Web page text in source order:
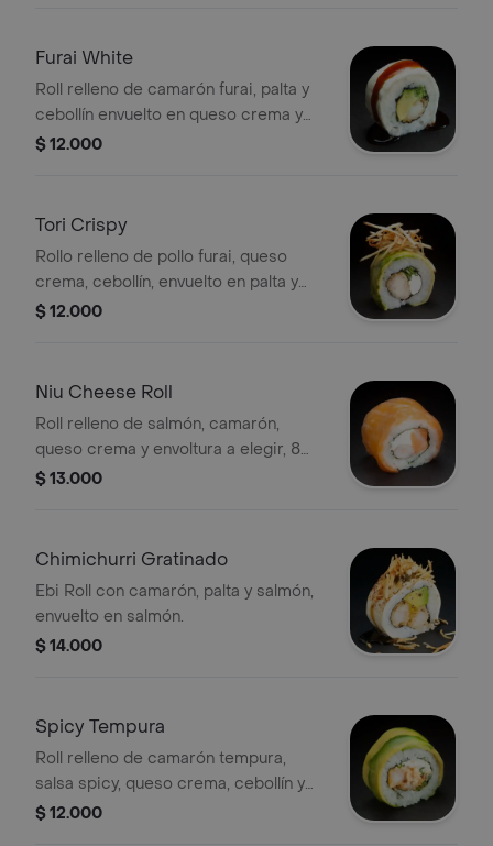
Furai White
Roll relleno de camarón furai, palta y
cebollín envuelto en queso crema y
salsa unagui, 8 porciones.
$ 12.000
Tori Crispy
Rollo relleno de pollo furai, queso
crema, cebollín, envuelto en palta y
cubierto de papas hilo, 8 porciones.
$ 12.000
Niu Cheese Roll
Roll relleno de salmón, camarón,
queso crema y envoltura a elegir, 8
porciones.
$ 13.000
Chimichurri Gratinado
Ebi Roll con camarón, palta y salmón,
envuelto en salmón.
$ 14.000
Spicy Tempura
Roll relleno de camarón tempura,
salsa spicy, queso crema, cebollín y
envoltura a elegir, 8 porciones.
$ 12.000